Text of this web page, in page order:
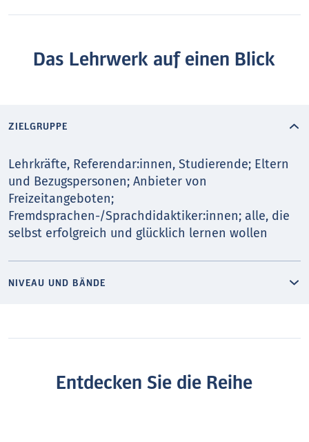
Das Lehrwerk auf einen Blick
ZIELGRUPPE
Lehrkräfte, Referendar:innen, Studierende; Eltern
und Bezugspersonen; Anbieter von
Freizeitangeboten;
Fremdsprachen-/Sprachdidaktiker:innen; alle, die
selbst erfolgreich und glücklich lernen wollen
NIVEAU UND BÄNDE
Entdecken Sie die Reihe